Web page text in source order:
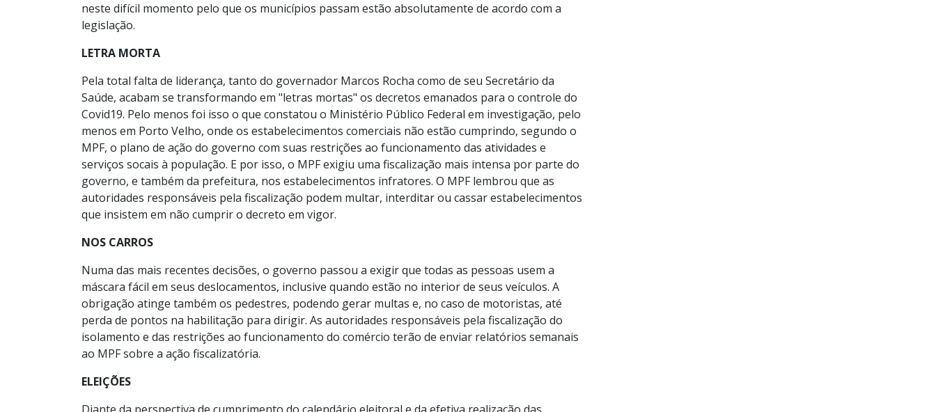
neste difícil momento pelo que os municípios passam estão absolutamente de acordo com a
legislação.
LETRA MORTA
Pela total falta de liderança, tanto do governador Marcos Rocha como de seu Secretário da
Saúde, acabam se transformando em "letras mortas" os decretos emanados para o controle do
Covid19. Pelo menos foi isso o que constatou o Ministério Público Federal em investigação, pelo
menos em Porto Velho, onde os estabelecimentos comerciais não estão cumprindo, segundo o
MPF, o plano de ação do governo com suas restrições ao funcionamento das atividades e
serviços socais à população. E por isso, o MPF exigiu uma fiscalização mais intensa por parte do
governo, e também da prefeitura, nos estabelecimentos infratores. O MPF lembrou que as
autoridades responsáveis pela fiscalização podem multar, interditar ou cassar estabelecimentos
que insistem em não cumprir o decreto em vigor.
NOS CARROS
Numa das mais recentes decisões, o governo passou a exigir que todas as pessoas usem a
máscara fácil em seus deslocamentos, inclusive quando estão no interior de seus veículos. A
obrigação atinge também os pedestres, podendo gerar multas e, no caso de motoristas, até
perda de pontos na habilitação para dirigir. As autoridades responsáveis pela fiscalização do
isolamento e das restrições ao funcionamento do comércio terão de enviar relatórios semanais
ao MPF sobre a ação fiscalizatória.
ELEIÇÕES